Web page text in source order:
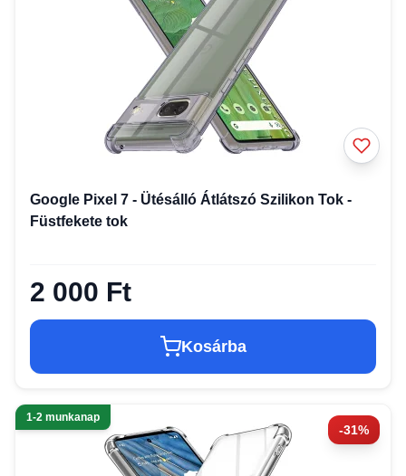
Google Pixel 7 - Ütésálló Átlátszó Szilikon Tok -
Füstfekete tok
2 000 Ft
Kosárba
-31%
1-2 munkanap